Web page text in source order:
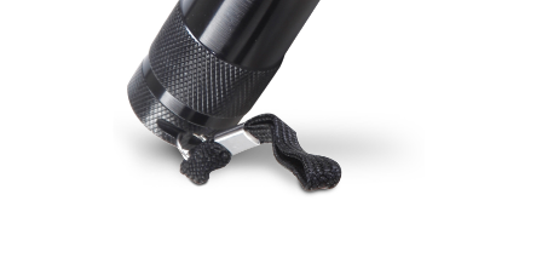
Mesafeli Satış Sözleşmesi